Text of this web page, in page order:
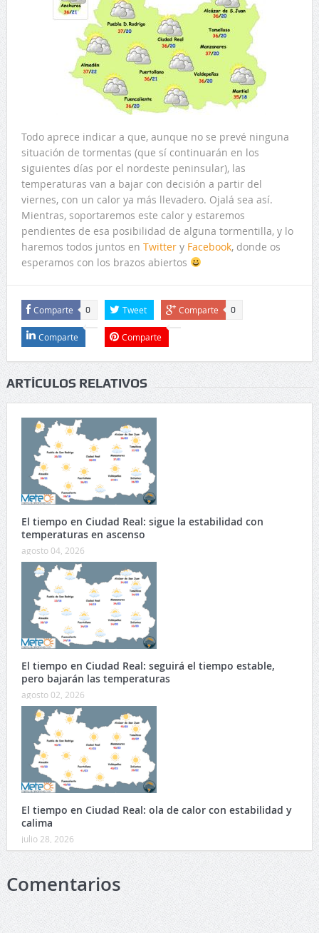
Todo aprece indicar a que, aunque no se prevé ninguna
situación de tormentas (que sí continuarán en los
siguientes días por el nordeste peninsular), las
temperaturas van a bajar con decisión a partir del
viernes, con un calor ya más llevadero. Ojalá sea así.
Mientras, soportaremos este calor y estaremos
pendientes de esa posibilidad de alguna tormentilla, y lo
haremos todos juntos en Twittery Facebook, donde os
esperamos con los brazos abiertos
Comparte 0 Tweet Comparte 0
Comparte Comparte
ARTÍCULOS RELATIVOS
El tiempo en Ciudad Real: sigue la estabilidad con
temperaturas en ascenso
agosto 04, 2026
El tiempo en Ciudad Real: seguirá el tiempo estable,
pero bajarán las temperaturas
agosto 02, 2026
El tiempo en Ciudad Real: ola de calor con estabilidad y
calima
julio 28, 2026
Comentarios